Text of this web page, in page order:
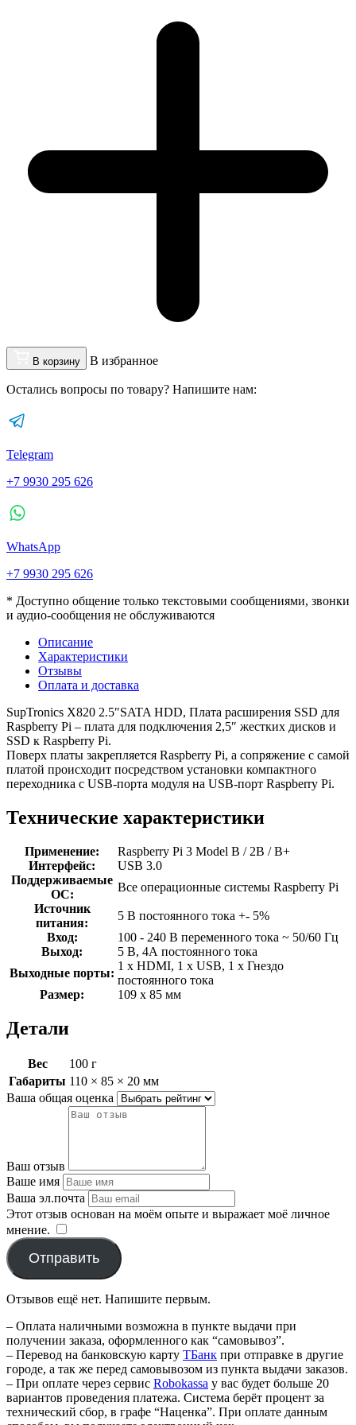
В корзину В избранное
Остались вопросы по товару? Напишите нам:
Telegram
+7 9930 295 626
WhatsApp
+7 9930 295 626
* Доступно общение только текстовыми сообщениями, звонки
и аудио-сообщения не обслуживаются
Описание
Характеристики
Отзывы
Оплата и доставка
SupTronics X820 2.5″SATA HDD, Плата расширения SSD для
Raspberry Pi – плата для подключения 2,5″ жестких дисков и
SSD к Raspberry Pi.
Поверх платы закрепляется Raspberry Pi, а сопряжение с самой
платой происходит посредством установки компактного
переходника с USB-порта модуля на USB-порт Raspberry Pi.
Технические характеристики
Применение:
Raspberry Pi 3 Model B / 2B / B+
Интерфейс:
USB 3.0
Поддерживаемые
ОС:
Все операционные системы Raspberry Pi
Источник
питания:
5 В постоянного тока +- 5%
Вход:
100 - 240 В переменного тока ~ 50/60 Гц
Выход:
5 В, 4А постоянного тока
Выходные порты:
1 х HDMI, 1 х USB, 1 х Гнездо
постоянного тока
Размер:
109 х 85 мм
Детали
Вес
100 г
Габариты 110 × 85 × 20 мм
Ваша общая оценка
Ваш отзыв
Ваше имя
Ваша эл.почта
Этот отзыв основан на моём опыте и выражает моё личное
мнение.
Отправить
Отзывов ещё нет. Напишите первым.
– Оплата наличными возможна в пункте выдачи при
получении заказа, оформленного как “самовывоз”.
– Перевод на банковскую карту TБанк при отправке в другие
городе, а так же перед самовывозом из пункта выдачи заказов.
– При оплате через сервис Robokassa у вас будет больше 20
вариантов проведения платежа. Система берёт процент за
технический сбор, в графе “Наценка”. При оплате данным